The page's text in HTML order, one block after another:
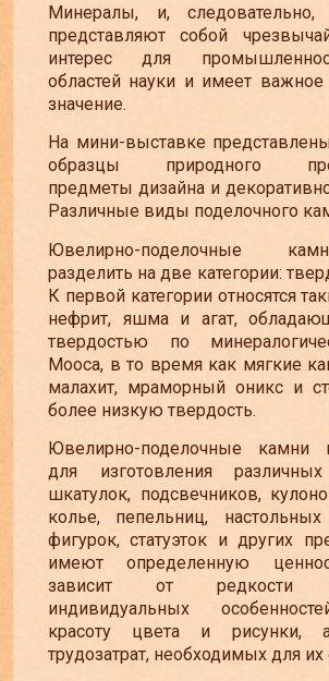
Минералы, и, следовательно,
представляют собой
интерес для
областей науки и имеет важное
значение.
На мини-выставке
образцы природного
предметы дизайна и
Различные виды поделочного
Ювелирно-поделочные
разделить на две категории:
К первой категории относятся
нефрит, яшма и агат,
твердостью по
Мооса, в то время как мягкие
малахит, мраморный оникс и
более низкую твердость.
Ювелирно-поделочные камни
для изготовления
шкатулок, подсвечников,
колье, пепельниц,
фигурок, статуэток и других
имеют определенную
зависит от редкости
индивидуальных
красоту цвета и рисунки,
трудозатрат, необходимых для их